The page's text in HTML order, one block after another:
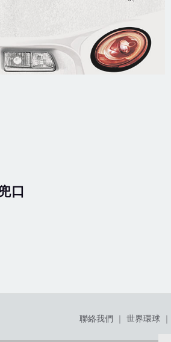
口
聯絡我們 ｜ 世界環球｜